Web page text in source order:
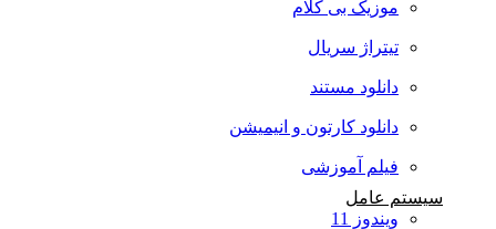
موزیک بی کلام
تیتراژ سریال
دانلود مستند
دانلود کارتون و انیمیشن
فیلم آموزشی
سیستم عامل
ویندوز 11